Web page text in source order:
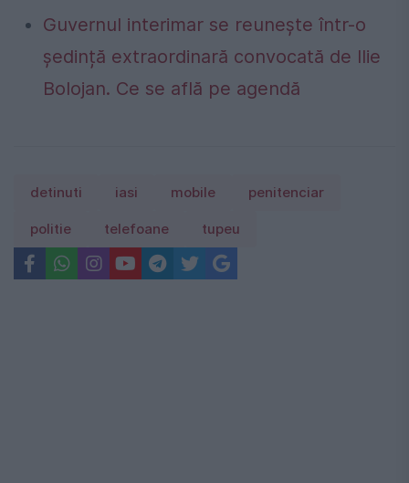
Guvernul interimar se reunește într-o
ședință extraordinară convocată de Ilie
Bolojan. Ce se află pe agendă
detinuti iasi mobile penitenciar
politie telefoane tupeu